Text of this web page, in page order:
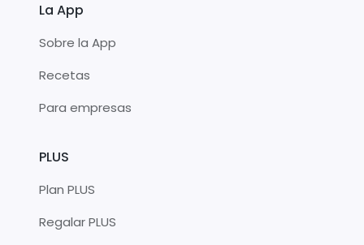
La App
Sobre la App
Recetas
Para empresas
PLUS
Plan PLUS
Regalar PLUS